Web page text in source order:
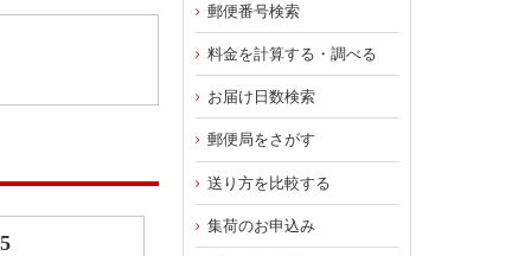
郵便番号検索
料金を計算する・調べる
お届け日数検索
郵便局をさがす
送り方を比較する
集荷のお申込み